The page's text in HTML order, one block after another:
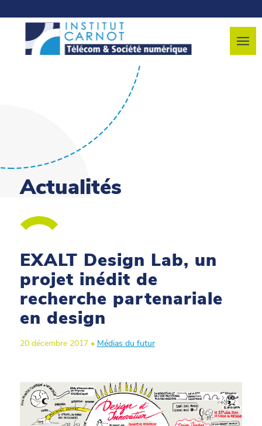
Actualités
EXALT Design Lab, un
projet inédit de
recherche partenariale
en design
20 décembre 2017 • Médias du futur